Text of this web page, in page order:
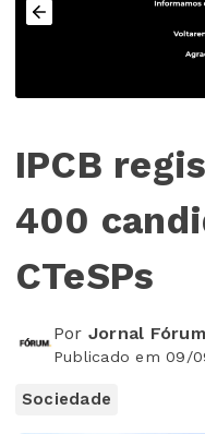
IPCB
400
CTeSPs
Por Jornal Fórum
Publicado em 09/
Sociedade